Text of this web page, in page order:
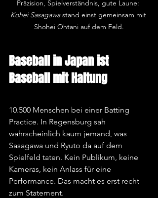
Präzision, Spielverständnis, gute Laune:
Kohei Sasagawa stand einst gemeinsam mit
Shohei Ohtani auf dem Feld.
Baseball in Japan ist
Baseball mit Haltung
10.500 Menschen bei einer Batting
Practice. In Regensburg sah
wahrscheinlich kaum jemand, was
Sasagawa und Ryuto da auf dem
Spielfeld taten. Kein Publikum, keine
Kameras, kein Anlass für eine
Performance. Das macht es erst recht
zum Statement.